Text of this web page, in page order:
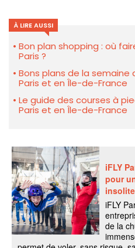
À LIRE AUSSI
Bon plan shopping : où
Paris ?
Bons plans de la semaine
Paris et en Île-de-France
Le guide des courses à
Paris et en Île-de-France